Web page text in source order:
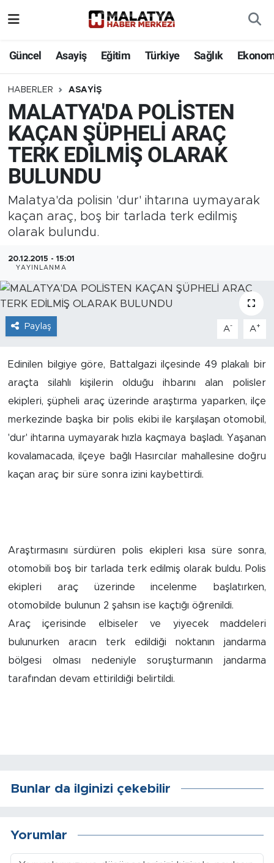
Güncel Asayiş Eğitim Türkiye Sağlık
HABERLER ASAYIŞ
MALATYA'DA POLİSTEN
KAÇAN ŞÜPHELİ ARAÇ
TERK EDİLMİŞ OLARAK
BULUNDU
Malatya'da polisin 'dur' ihtarına uymayarak
kaçan araç, boş bir tarlada terk edilmiş
olarak bulundu.
20.12.2015 - 15:01
YAYINLANMA
Paylaş A- A+
Edinilen bilgiye göre, Battalgazi ilçesinde 49 plakalı bir
araçta silahlı kişilerin olduğu ihbarını alan polisler
ekipleri, şüpheli araç üzerinde araştırma yaparken, ilçe
merkezinde başka bir polis ekibi ile karşılaşan otomobil,
'dur' ihtarına uymayarak hızla kaçmaya başladı. Yaşanan
kovalamacada, ilçeye bağlı Hasırcılar mahallesine doğru
kaçan araç bir süre sonra izini kaybettirdi.
Araştırmasını sürdüren polis ekipleri kısa süre sonra,
otomobili boş bir tarlada terk edilmiş olarak buldu. Polis
ekipleri araç üzerinde incelenme başlatırken,
otomobilde bulunun 2 şahsın ise kaçtığı öğrenildi.
Araç içerisinde elbiseler ve yiyecek maddeleri
bulunurken aracın terk edildiği noktanın jandarma
bölgesi olması nedeniyle soruşturmanın jandarma
tarafından devam ettirildiği belirtildi.
Bunlar da ilginizi çekebilir
Yorumlar
Eğitim
Türkiye
Sağlık
Ekonomi
Güncel
Kültür
Teknoloji
Dünya
Spor
Yazıhan
Kuluncak
Yeşilyurt
Akçadağ
Arguvan
Battalgazi
Darende
Magazin
Asayiş